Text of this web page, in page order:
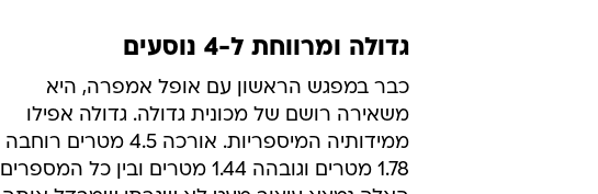
גדולה ומרווחת ל-4 נוסעים
כבר במפגש הראשון עם אופל אמפרה, היא
משאירה רושם של מכונית גדולה. גדולה אפילו
ממידותיה המיספריות. אורכה 4.5 מטרים רוחבה
1.78 מטרים וגובהה 1.44 מטרים ובין כל המספרים